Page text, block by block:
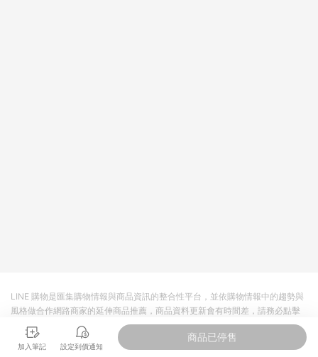
加入筆記 設定到價通知
商品已停售
LINE 購物是匯集購物情報與商品資訊的整合性平台，並依購物情報中的趨勢與
風格做合作網路商家的延伸商品推薦，商品資料更新會有時間差，請務必點擊
商品至各合作網路商家，確認現售價與購物條件，一切資訊以合作廠商網頁為
準。